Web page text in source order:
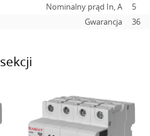
Nominalny prąd In, А
5
Gwarancja
36